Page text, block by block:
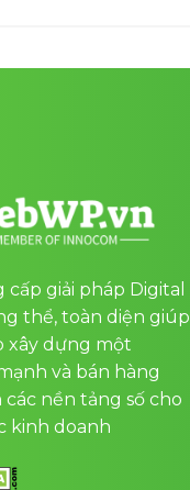
giải pháp Digital
thể, toàn diện giúp
xây dựng một
và bán hàng
nền tảng số cho
kinh doanh